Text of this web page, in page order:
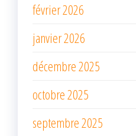
février 2026
janvier 2026
décembre 2025
octobre 2025
septembre 2025